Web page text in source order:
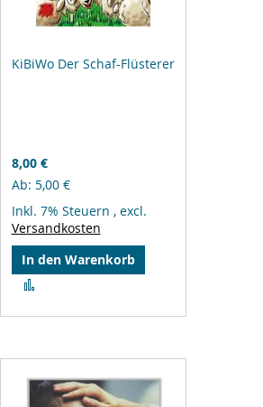
KiBiWo Der Schaf-Flüsterer
8,00 €
Ab 5,00 €
Inkl. 7% Steuern , excl.
Versandkosten
In den Warenkorb
hinzufügen